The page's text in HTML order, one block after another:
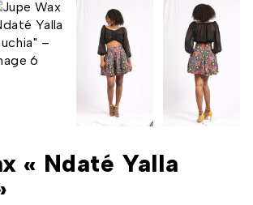
« Ndaté Yalla